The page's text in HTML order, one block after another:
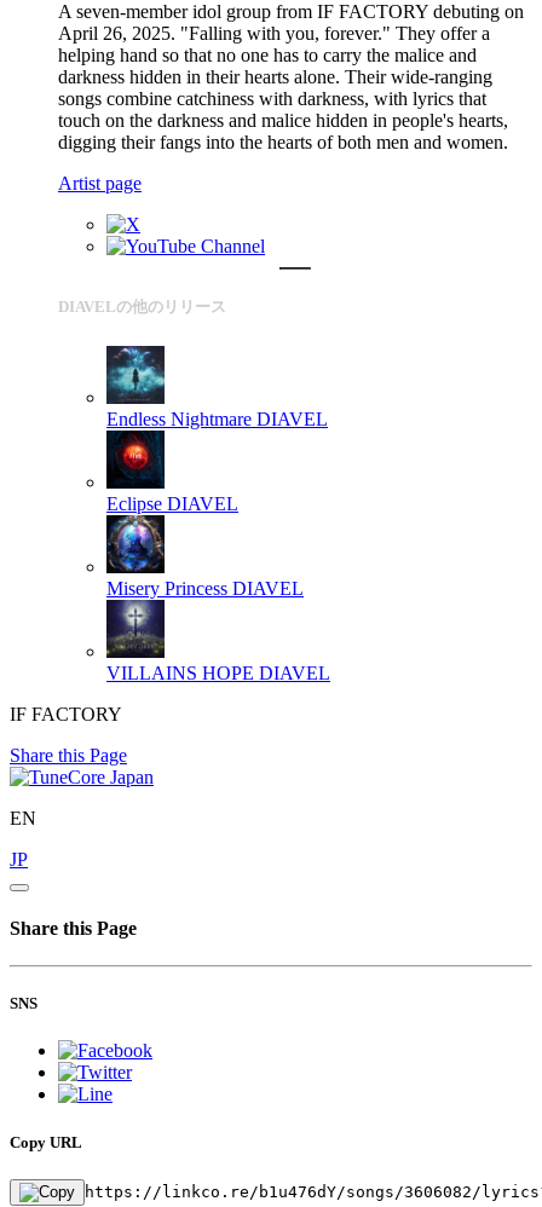
A seven-member idol group from IF FACTORY debuting on
April 26, 2025. "Falling with you, forever." They offer a
helping hand so that no one has to carry the malice and
darkness hidden in their hearts alone. Their wide-ranging
songs combine catchiness with darkness, with lyrics that
touch on the darkness and malice hidden in people's hearts,
digging their fangs into the hearts of both men and women.
Artist page
DIAVELの他のリリース
Endless Nightmare DIAVEL
Eclipse DIAVEL
Misery Princess DIAVEL
VILLAINS HOPE DIAVEL
IF FACTORY
Share this Page
EN
JP
Share this Page
SNS
Copy URL
https://linkco.re/b1u476dY/songs/3606082/